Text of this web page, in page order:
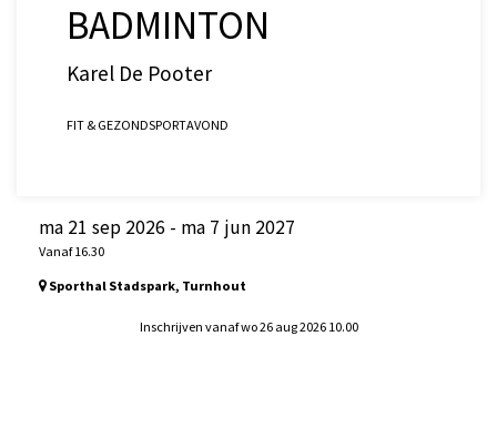
BADMINTON
Karel De Pooter
FIT & GEZONDSPORTAVOND
ma 21 sep 2026 - ma 7 jun 2027
Vanaf 16.30
Sporthal Stadspark, Turnhout
Inschrijven vanaf wo 26 aug 2026 10.00